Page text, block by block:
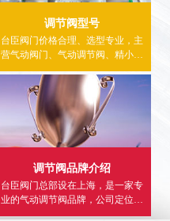
调节阀型号
台臣阀门价格合理、选型专业，主
营气动阀门、气动调节阀、精小型
气动调节阀、气动薄膜调节阀,气
动单座调节阀、气动三通调节阀、
气动流量调节阀等...
调节阀品牌介绍
台臣阀门总部设在上海，是一家专
业的气动调节阀品牌，公司定位于
高端，致力于为用户提供高品质智